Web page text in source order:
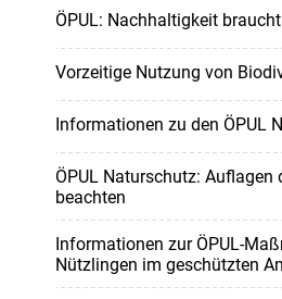
ÖPUL: Nachhaltigkeit
Vorzeitige Nutzung von
Informationen zu den ÖPUL
ÖPUL Naturschutz: Auflagen
beachten
Informationen zur ÖPUL-
Nützlingen im geschützten